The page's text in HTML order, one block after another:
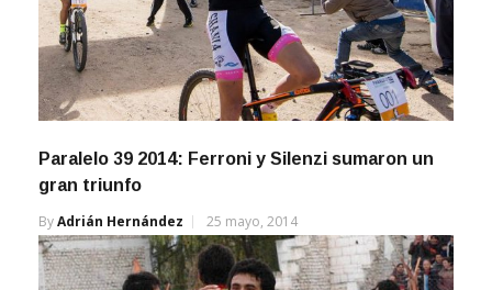
Paralelo 39 2014: Ferroni y Silenzi sumaron un
gran triunfo
ByAdrián Hernández 25 mayo, 2014